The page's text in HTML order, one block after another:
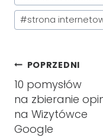
#strona
Nawigacja
wpisu
POPRZEDNI
10 pomysłów
na zbieranie
na Wizytówce
Google